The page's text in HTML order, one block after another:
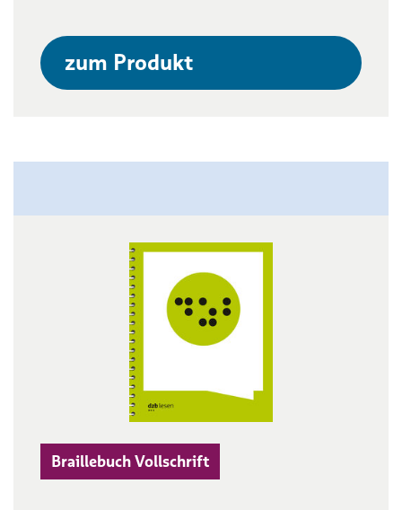
zum Produkt
Braillebuch Vollschrift